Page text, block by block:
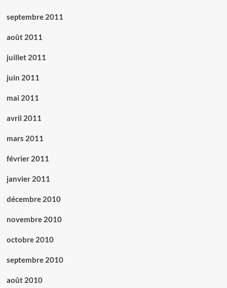
septembre 2011
août 2011
juillet 2011
juin 2011
mai 2011
avril 2011
mars 2011
février 2011
janvier 2011
décembre 2010
novembre 2010
octobre 2010
septembre 2010
août 2010